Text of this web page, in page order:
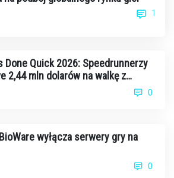
1
Done Quick 2026: Speedrunnerzy
2,44 mln dolarów na walkę z
0
wyłącza serwery gry na
0